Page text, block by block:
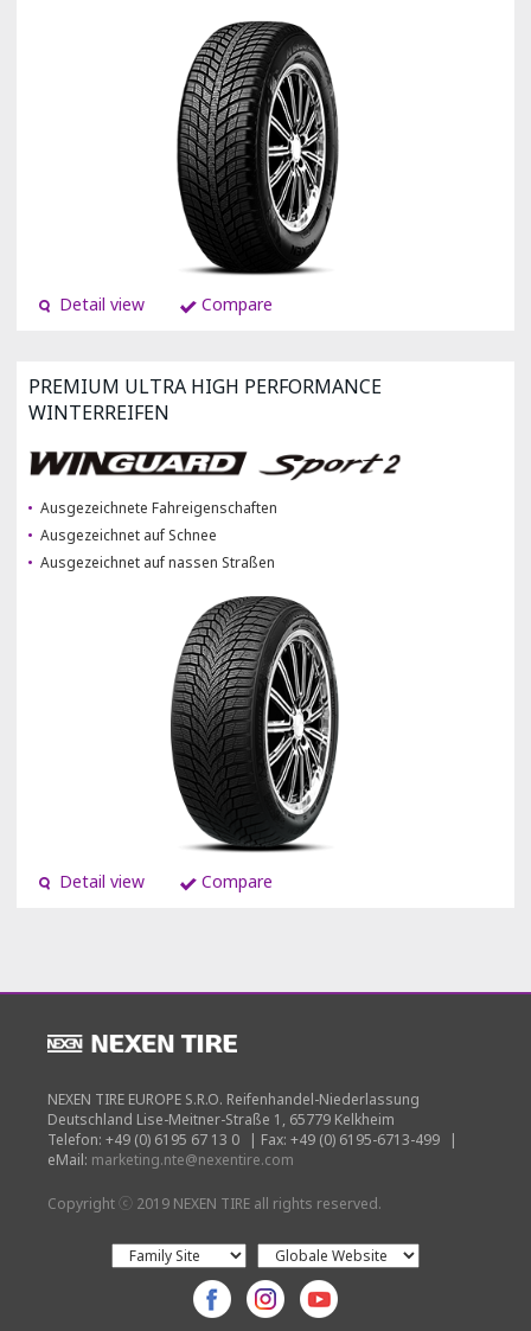
Detail view Compare
PREMIUM ULTRA HIGH PERFORMANCE
WINTERREIFEN
Ausgezeichnete Fahreigenschaften
Ausgezeichnet auf Schnee
Ausgezeichnet auf nassen Straßen
Detail view Compare
NEXEN TIRE EUROPE S.R.O. Reifenhandel-Niederlassung
Deutschland Lise-Meitner-Straße 1, 65779 Kelkheim
Telefon: +49 (0) 6195 67 13 0
| Fax: +49 (0) 6195-6713-499
|
eMail: marketing.nte@nexentire.com
Copyright ⓒ 2019 NEXEN TIRE all rights reserved.